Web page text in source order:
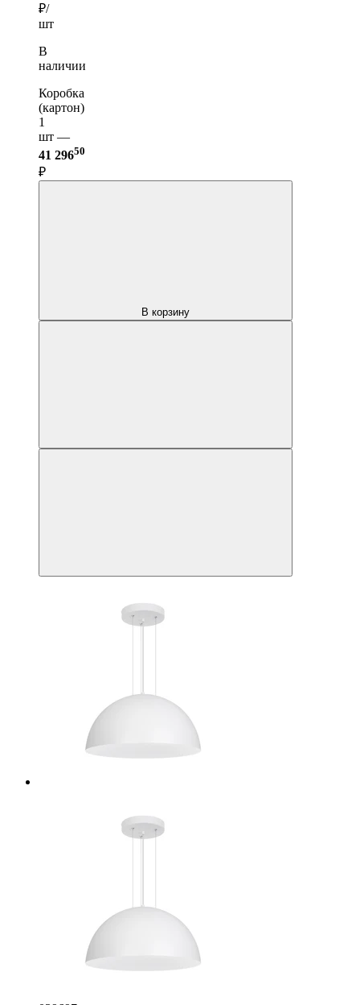
₽/
шт
В
наличии
Коробка
(картон)
1
шт —
41 29650
₽
В корзину